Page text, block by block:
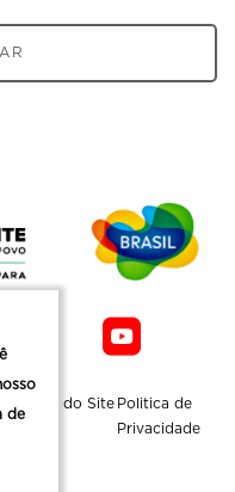
Mapa do Site Politica de
Privacidade
de